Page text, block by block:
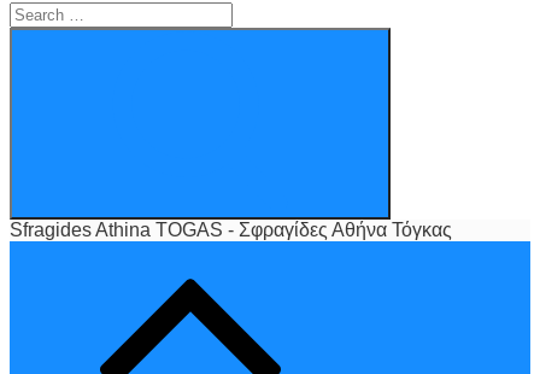
Αθήνα
–
Search
for:
Sfragides Athina TOGAS - Σφραγίδες Αθήνα Τόγκας